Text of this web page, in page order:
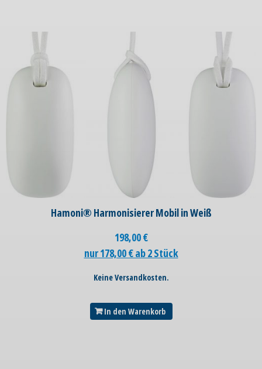
Hamoni® Harmonisierer Mobil in Weiß
198,00€
nur 178,00 € ab 2 Stück
Keine Versandkosten.
In den Warenkorb